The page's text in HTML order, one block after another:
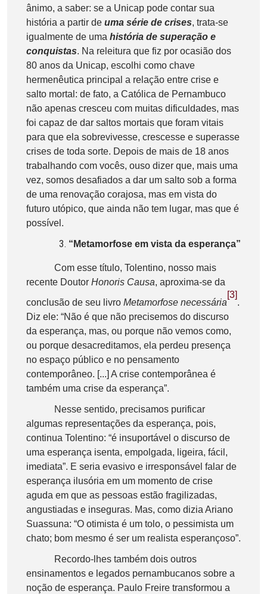
ânimo, a saber: se a Unicap pode contar sua
história a partir de uma série de crises, trata-se
igualmente de uma história de superação e
conquistas. Na releitura que fiz por ocasião dos
80 anos da Unicap, escolhi como chave
hermenêutica principal a relação entre crise e
salto mortal: de fato, a Católica de Pernambuco
não apenas cresceu com muitas dificuldades, mas
foi capaz de dar saltos mortais que foram vitais
para que ela sobrevivesse, crescesse e superasse
crises de toda sorte. Depois de mais de 18 anos
trabalhando com vocês, ouso dizer que, mais uma
vez, somos desafiados a dar um salto sob a forma
de uma renovação corajosa, mas em vista do
futuro utópico, que ainda não tem lugar, mas que é
possível.
“Metamorfose em vista da esperança”
Com esse título, Tolentino, nosso mais
recente Doutor Honoris Causa, aproxima-se da
conclusão de seu livro Metamorfose necessária
[3]
.
Diz ele: “Não é que não precisemos do discurso
da esperança, mas, ou porque não vemos como,
ou porque desacreditamos, ela perdeu presença
no espaço público e no pensamento
contemporâneo. [...] A crise contemporânea é
também uma crise da esperança”.
Nesse sentido, precisamos purificar
algumas representações da esperança, pois,
continua Tolentino: “é insuportável o discurso de
uma esperança isenta, empolgada, ligeira, fácil,
imediata”. E seria evasivo e irresponsável falar de
esperança ilusória em um momento de crise
aguda em que as pessoas estão fragilizadas,
angustiadas e inseguras. Mas, como dizia Ariano
Suassuna: “O otimista é um tolo, o pessimista um
chato; bom mesmo é ser um realista esperançoso”.
Recordo-lhes também dois outros
ensinamentos e legados pernambucanos sobre a
noção de esperança. Paulo Freire transformou a